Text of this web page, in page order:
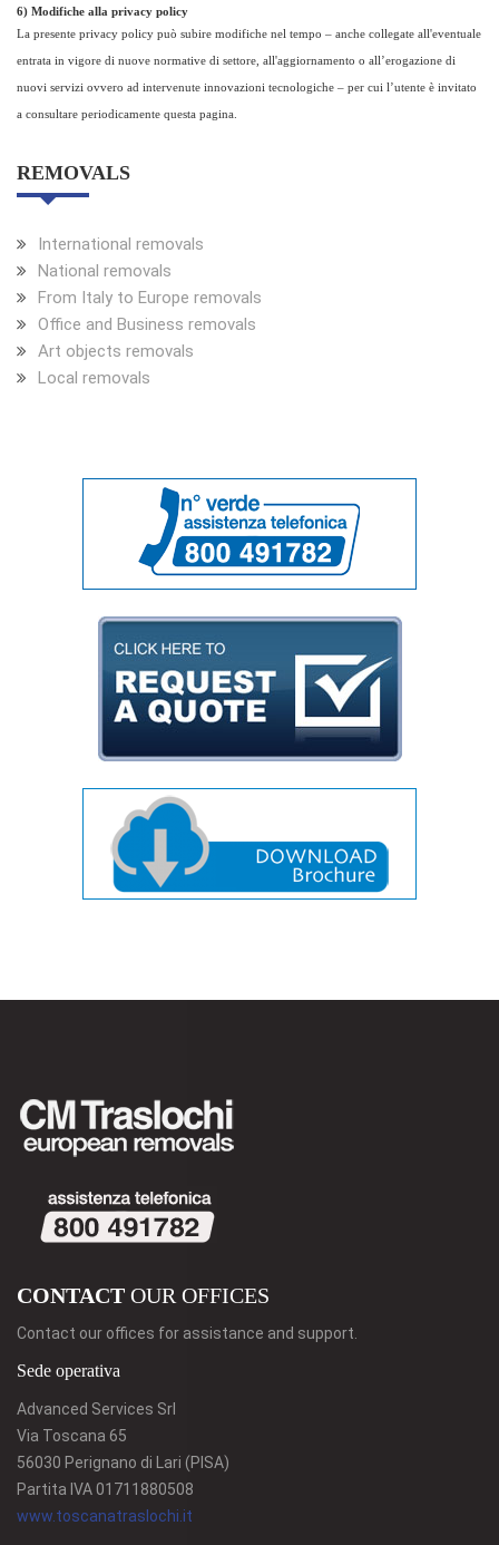
6) Modifiche alla privacy policy
La presente privacy policy può subire modifiche nel tempo – anche collegate all'eventuale
entrata in vigore di nuove normative di settore, all'aggiornamento o all’erogazione di
nuovi servizi ovvero ad intervenute innovazioni tecnologiche – per cui l’utente è invitato
a consultare periodicamente questa pagina.
REMOVALS
International removals
National removals
From Italy to Europe removals
Office and Business removals
Art objects removals
Local removals
CONTACT OUR OFFICES
Contact our offices for assistance and support.
Sede operativa
Advanced Services Srl
Via Toscana 65
56030 Perignano di Lari (PISA)
Partita IVA 01711880508
www.toscanatraslochi.it